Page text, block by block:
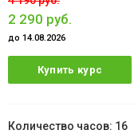
2 290 руб.
до 14.08.2026
Купить курс
16